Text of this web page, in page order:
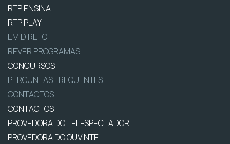
RTP ENSINA
RTP PLAY
EM DIRETO
REVER PROGRAMAS
CONCURSOS
PERGUNTAS FREQUENTES
CONTACTOS
CONTACTOS
PROVEDORA DO TELESPECTADOR
PROVEDORA DO OUVINTE